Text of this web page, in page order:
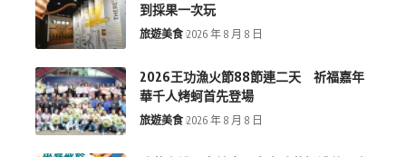
到採果一次玩
旅遊美食 2026 年 8 月 8 日
2026王功漁火節88節連二天 祈福嘉年
華千人烤蚵首先登場
旅遊美食 2026 年 8 月 8 日